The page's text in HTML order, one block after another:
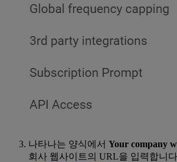
나타나는 양식에서 Your company
회사 웹사이트의 URL을 입력합니